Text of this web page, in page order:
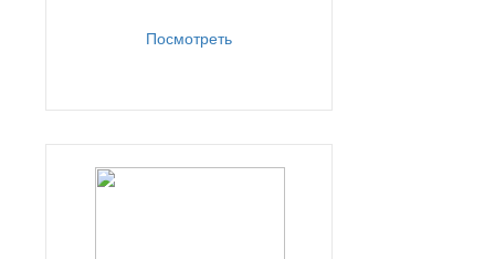
Посмотреть